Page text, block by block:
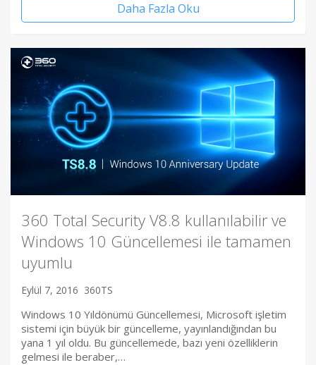
Daha Fazla Oku
360 Total Security V8.8 kullanılabilir ve
Windows 10 Güncellemesi ile tamamen
uyumlu
Eylül 7, 2016 360TS
Windows 10 Yıldönümü Güncellemesi, Microsoft işletim
sistemi için büyük bir güncelleme, yayınlandığından bu
yana 1 yıl oldu. Bu güncellemede, bazı yeni özelliklerin
gelmesi ile beraber,…